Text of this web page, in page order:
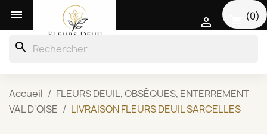
 (0)

search
Accueil
FLEURS DEUIL, OBSÈQUES, ENTERREMENT
VAL D'OISE
LIVRAISON FLEURS DEUIL SARCELLES